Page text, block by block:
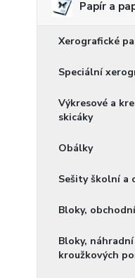
Papír a
Xerografické
Speciální
Výkresové a
skicáky
Obálky
Sešity školní a
Bloky,
Bloky,
kroužkových